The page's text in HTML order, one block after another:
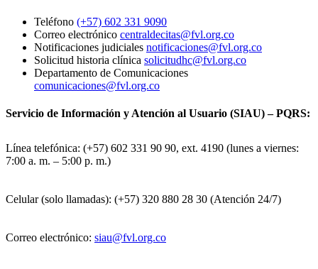
Teléfono (+57) 602 331 9090
Correo electrónico centraldecitas@fvl.org.co
Notificaciones judiciales notificaciones@fvl.org.co
Solicitud historia clínica solicitudhc@fvl.org.co
Departamento de Comunicaciones
comunicaciones@fvl.org.co
Servicio de Información y Atención al Usuario (SIAU) – PQRS:
Línea telefónica: (+57) 602 331 90 90, ext. 4190 (lunes a viernes:
7:00 a. m. – 5:00 p. m.)
Celular (solo llamadas): (+57) 320 880 28 30 (Atención 24/7)
Correo electrónico: siau@fvl.org.co